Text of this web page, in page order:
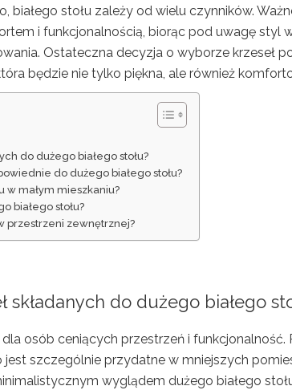
białego stołu zależy od wielu czynników.
i funkcjonalnością, biorąc pod uwagę styl
Ostateczna decyzja o wyborze krzeseł
będzie nie tylko piękna, ale również
do dużego białego stołu?
do dużego białego stołu?
w małym mieszkaniu?
białego stołu?
przestrzeni zewnętrznej?
składanych do dużego białego
osób ceniących przestrzeń i funkcjonalność.
szczególnie przydatne w mniejszych
wyglądem dużego białego